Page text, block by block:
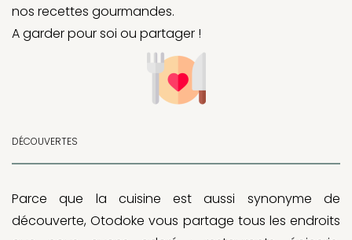
nos recettes gourmandes.
A garder pour soi ou partager !
DÉCOUVERTES
Parce que la cuisine est aussi synonyme de
découverte, Otodoke vous partage tous les endroits